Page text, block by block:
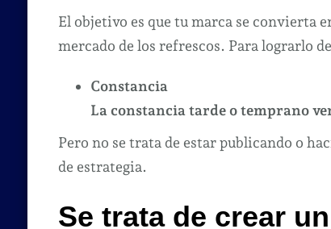
El objetivo es que tu marca se convierta
mercado de los refrescos. Para lograrlo
Constancia
La constancia tarde o temprano
Pero no se trata de estar publicando o
de estrategia.
Se trata de crear un